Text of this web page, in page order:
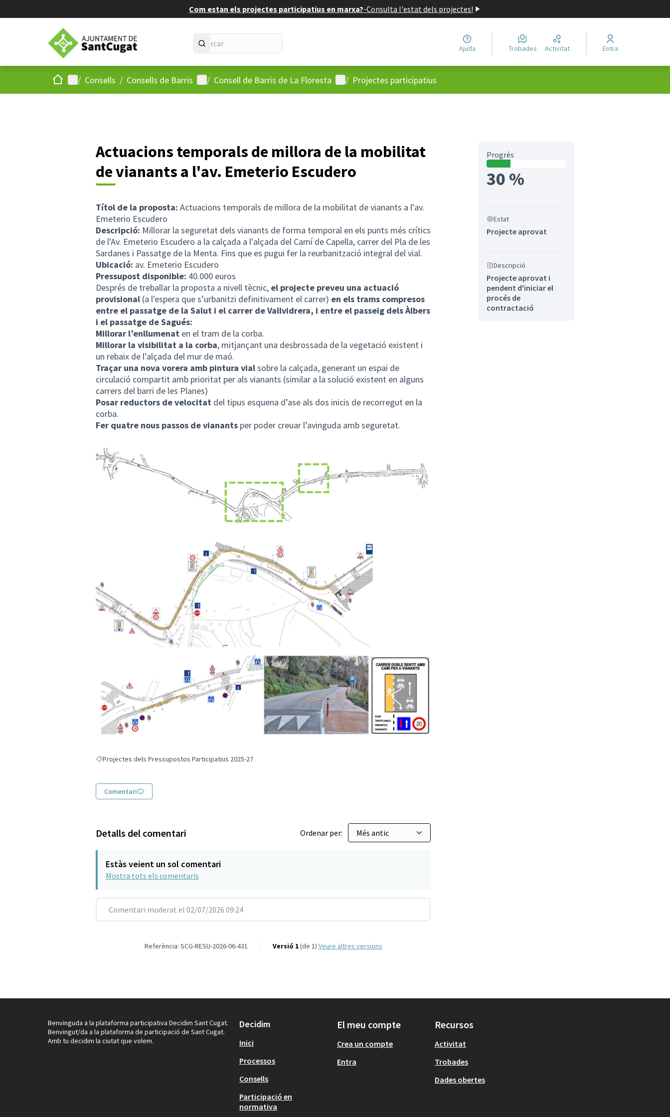
Com estan els projectes participatius en marxa?-Consulta l'estat dels projectes!
Ajuda Trobades Activitat Entra
Inici Menú principal
/ Consells / Consells de Barris Menú d'usuari
/ Consell de Barris de La Floresta Menú d'usuari
/ Projectes participatius
Actuacions temporals de millora de la mobilitat
de vianants a l'av. Emeterio Escudero
Títol de la proposta: Actuacions temporals de millora de la mobilitat de vianants a l'av.
Emeterio Escudero
Descripció: Millorar la seguretat dels vianants de forma temporal en els punts més crítics
de l'Av. Emeterio Escudero a la calçada a l'alçada del Camí de Capella, carrer del Pla de les
Sardanes i Passatge de la Menta. Fins que es pugui fer la reurbanització integral del vial.
Ubicació: av. Emeterio Escudero
Pressupost disponible: 40.000 euros
Després de treballar la proposta a nivell tècnic, el projecte preveu una actuació
provisional (a l'espera que s’urbanitzi definitivament el carrer) en els trams compresos
entre el passatge de la Salut i el carrer de Vallvidrera, i entre el passeig dels Àlbers
i el passatge de Sagués:
Millorar l’enllumenat en el tram de la corba.
Millorar la visibilitat a la corba, mitjançant una desbrossada de la vegetació existent i
un rebaix de l’alçada del mur de maó.
Traçar una nova vorera amb pintura vialsobre la calçada, generant un espai de
circulació compartit amb prioritat per als vianants (similar a la solució existent en alguns
carrers del barri de les Planes)
Posar reductors de velocitat del tipus esquena d’ase als dos inicis de recorregut en la
corba.
Fer quatre nous passos de vianants per poder creuar l’avinguda amb seguretat.
Resultats en filtrar per: Projectes dels Pressupostos Participatius 2025-27
Projectes dels Pressupostos Participatius 2025-27
Comentari
Progrés
30 %
Estat
Projecte aprovat
Descripció
Projecte aprovat i
pendent d'iniciar el
procés de
contractació
Detalls del comentari Ordenar per:
Estàs veient un sol comentari
Mostra tots els comentaris
Comentari moderat el 02/07/2026 09:24
Referència: SCG-RESU-2026-06-431 Versió 1(de 1) veure altres versions
Benvinguda a la plataforma participativa Decidim Sant Cugat.
Benvingut/da a la plataforma de participació de Sant Cugat.
Amb tu decidim la ciutat que volem.
Decidim
Inici
Processos
Consells
Participació en
normativa
El meu compte
Crea un compte
Entra
Recursos
Activitat
Trobades
Dades obertes